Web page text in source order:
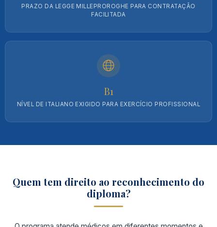
PRAZO DA LEGGE MILLEPROROGHE PARA CONTRATAÇÃO
FACILITADA
B1
NÍVEL DE ITALIANO EXIGIDO PARA EXERCÍCIO PROFISSIONAL
Quem tem direito ao reconhecimento do
diploma?